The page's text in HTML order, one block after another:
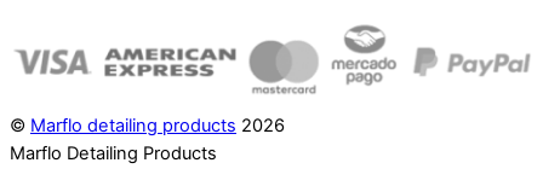
© Marflo detailing products 2026
Marflo Detailing Products